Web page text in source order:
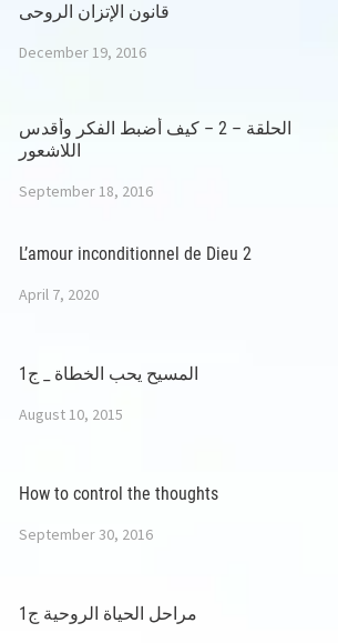
قانون الإتزان الروحى
December 19, 2016
الحلقة – 2 – كيف أضبط الفكر وأقدس
اللاشعور
September 18, 2016
L’amour inconditionnel de Dieu 2
April 7, 2020
المسيح يحب الخطاة _ ج1
August 10, 2015
How to control the thoughts
September 30, 2016
مراحل الحياة الروحية ج1